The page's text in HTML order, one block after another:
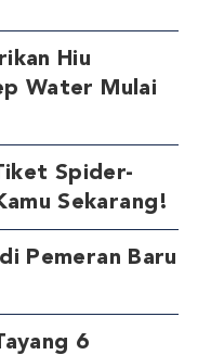
Hiu
Water Mulai
Spider-
Sekarang!
Pemeran Baru
6